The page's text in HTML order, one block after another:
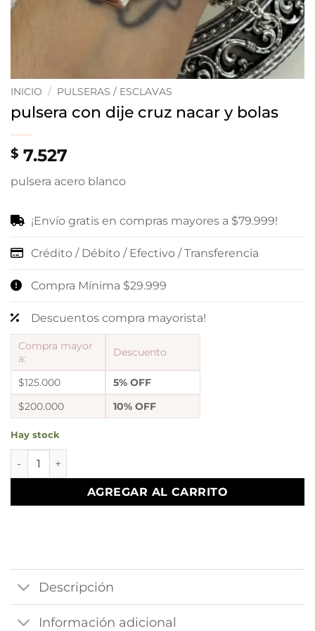
INICIO / PULSERAS / ESCLAVAS
pulsera con dije cruz nacar y bolas
$ 7.527
pulsera acero blanco
¡Envío gratis en compras mayores a $79.999!
Crédito / Débito / Efectivo / Transferencia
Compra Mínima $29.999
Descuentos compra mayorista!
Compra mayor
a:
Descuento
$125.000
5% OFF
$200.000
10% OFF
Hay stock
pulsera con dije cruz nacar y bolas cantidad
AGREGAR AL CARRITO
Descripción
Información adicional